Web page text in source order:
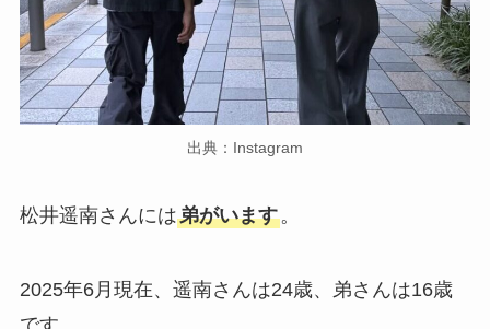
出典：Instagram
松井遥南さんには弟がいます。
2025年6月現在、遥南さんは24歳、弟さんは16歳
です。